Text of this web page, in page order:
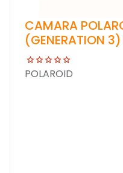
CAMARA
(GENERATION
POLAROID